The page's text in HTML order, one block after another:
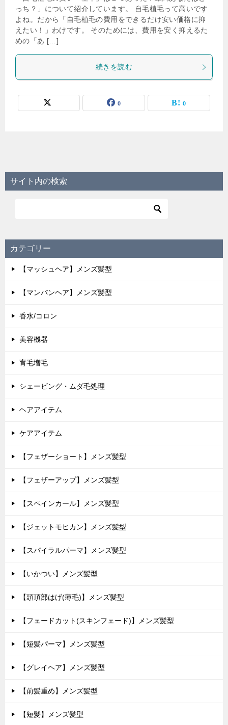
っち？」について紹介しています。 自毛植毛って高いです
よね。だから「自毛植毛の費用をできるだけ安い価格に抑
えたい！」わけです。 そのためには、費用を安く抑えるた
めの「あ […]
続きを読む
0 0
サイト内の検索
カテゴリー
【マッシュヘア】メンズ髪型
【マンバンヘア】メンズ髪型
香水/コロン
美容機器
育毛増毛
シェービング・ムダ毛処理
ヘアアイテム
ケアアイテム
【フェザーショート】メンズ髪型
【フェザーアップ】メンズ髪型
【スペインカール】メンズ髪型
【ジェットモヒカン】メンズ髪型
【スパイラルパーマ】メンズ髪型
【いかつい】メンズ髪型
【頭頂部はげ(薄毛)】メンズ髪型
【フェードカット(スキンフェード)】メンズ髪型
【短髪パーマ】メンズ髪型
【グレイヘア】メンズ髪型
【前髪重め】メンズ髪型
【短髪】メンズ髪型